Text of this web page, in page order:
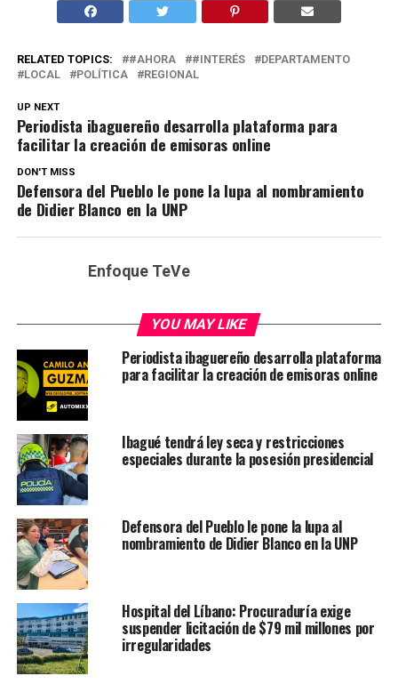
RELATED TOPICS: #AHORA #INTERÉS
DEPARTAMENTO
LOCAL
POLÍTICA REGIONAL
UP NEXT
Periodista ibaguereño desarrolla plataforma para
facilitar la creación de emisoras online
DON'T MISS
Defensora del Pueblo le pone la lupa al nombramiento
de Didier Blanco en la UNP
Enfoque TeVe
YOU MAY LIKE
Periodista ibaguereño desarrolla plataforma
para facilitar la creación de emisoras online
Ibagué tendrá ley seca y restricciones
especiales durante la posesión presidencial
Defensora del Pueblo le pone la lupa al
nombramiento de Didier Blanco en la UNP
Hospital del Líbano: Procuraduría exige
suspender licitación de $79 mil millones por
irregularidades